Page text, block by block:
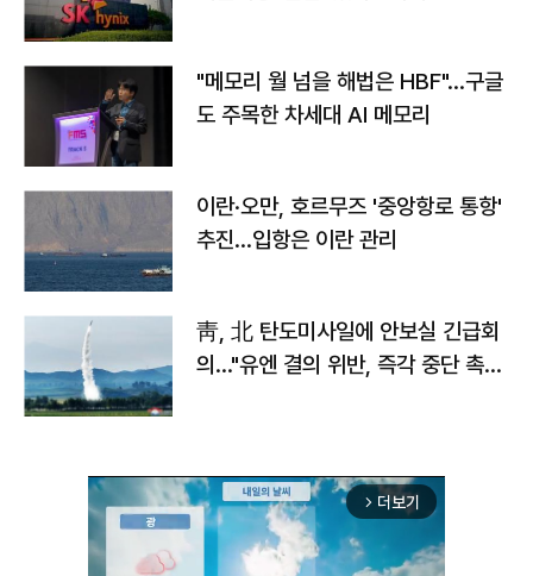
"메모리 월 넘을 해법은 HBF"…구글
도 주목한 차세대 AI 메모리
이란·오만, 호르무즈 '중앙항로 통항'
추진…입항은 이란 관리
靑, 北 탄도미사일에 안보실 긴급회
의…"유엔 결의 위반, 즉각 중단 촉
arrow_forward_ios 더보기